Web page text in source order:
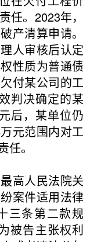
任。2023年，
产清算申请。
人审核后认定
性质为普通债
付某公司的工
判决确定的某
后，某单位仍
元范围内对工
。
高人民法院关
案件适用法律
三条第二款规
被告主张权利